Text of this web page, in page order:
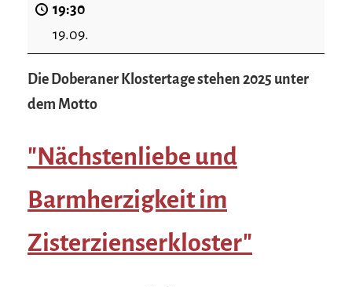
19:30
19.09.
Die Doberaner Klostertage stehen 2025 unter
dem Motto
"Nächstenliebe und
Barmherzigkeit im
Zisterzienserkloster"